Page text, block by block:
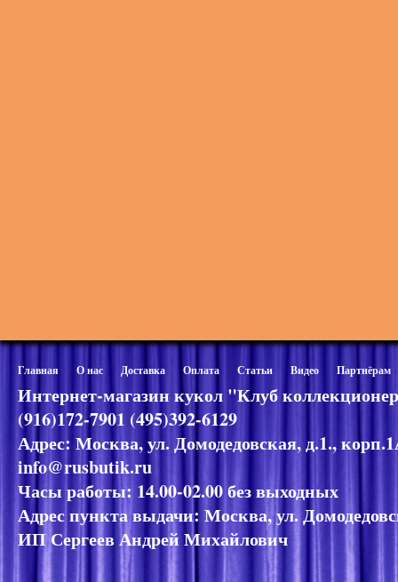
Главная О нас Доставка Оплата Статьи Видео Партнёрам
Интернет-магазин кукол "Клуб
(916)172-7901 (495)392-6129
Адрес: Москва, ул. Домодедовская, д.1.,
info@rusbutik.ru
Часы работы: 14.00-02.00 без выходных
Адрес пункта выдачи: Москва, ул.
ИП Сергеев Андрей Михайлович